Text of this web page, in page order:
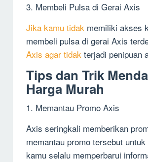
3. Membeli Pulsa di Gerai Axis
Jika kamu tidak memiliki akses
membeli pulsa di gerai Axis
Axis agar tidak terjadi penipuan
Tips dan Trik
Harga Murah
1. Memantau Promo Axis
Axis seringkali memberikan
memantau promo tersebut untuk
kamu selalu memperbarui